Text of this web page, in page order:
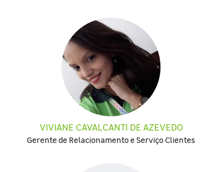
VIVIANE CAVALCANTI DE AZEVEDO
Gerente de Relacionamento e Serviço Clientes